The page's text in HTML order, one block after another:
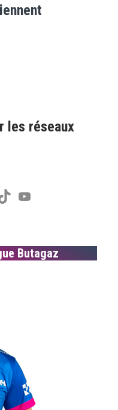
les réseaux
YouTube
Butagaz